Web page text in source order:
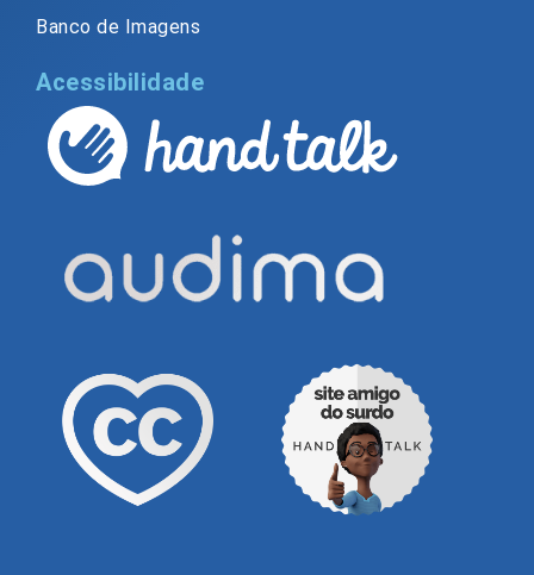
Banco de Imagens
Acessibilidade